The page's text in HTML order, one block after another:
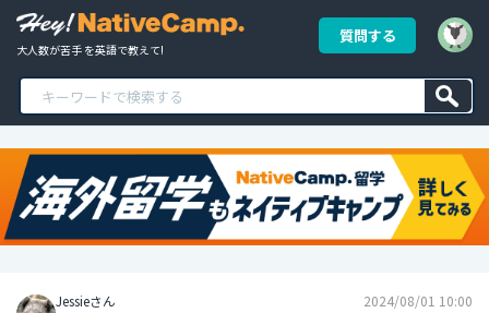
大人数が苦手 を英語で教えて!
質問する
Jessieさん 2024/08/01 10:00